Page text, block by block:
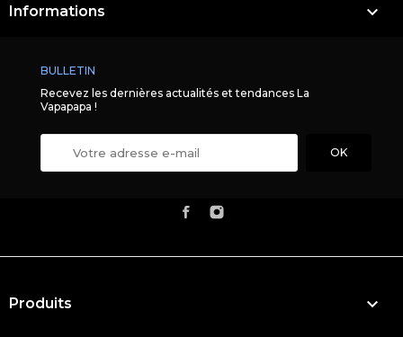
Informations 
BULLETIN
Recevez les dernières actualités et tendances La
Vapapapa !
Produits 